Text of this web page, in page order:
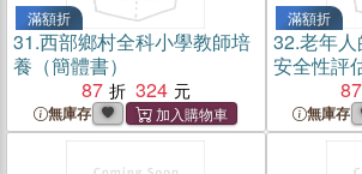
滿額折
31.西部鄉村全科小學教師培
養（簡體書）
87
324
無庫存
滿額折
32.老年
安全性評
87
無庫存